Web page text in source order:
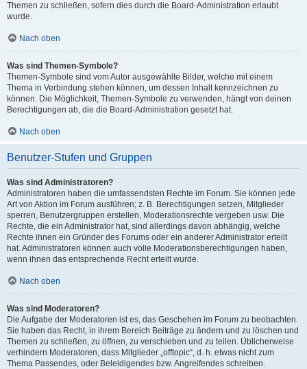
Themen zu schließen, sofern dies durch die Board-Administration erlaubt
wurde.
Nach oben
Was sind Themen-Symbole?
Themen-Symbole sind vom Autor ausgewählte Bilder, welche mit einem
Thema in Verbindung stehen können, um dessen Inhalt kennzeichnen zu
können. Die Möglichkeit, Themen-Symbole zu verwenden, hängt von deinen
Berechtigungen ab, die die Board-Administration gesetzt hat.
Nach oben
Benutzer-Stufen und Gruppen
Was sind Administratoren?
Administratoren haben die umfassendsten Rechte im Forum. Sie können jede
Art von Aktion im Forum ausführen; z. B. Berechtigungen setzen, Mitglieder
sperren, Benutzergruppen erstellen, Moderationsrechte vergeben usw. Die
Rechte, die ein Administrator hat, sind allerdings davon abhängig, welche
Rechte ihnen ein Gründer des Forums oder ein anderer Administrator erteilt
hat. Administratoren können auch volle Moderationsberechtigungen haben,
wenn ihnen das entsprechende Recht erteilt wurde.
Nach oben
Was sind Moderatoren?
Die Aufgabe der Moderatoren ist es, das Geschehen im Forum zu beobachten.
Sie haben das Recht, in ihrem Bereich Beiträge zu ändern und zu löschen und
Themen zu schließen, zu öffnen, zu verschieben und zu teilen. Üblicherweise
verhindern Moderatoren, dass Mitglieder „offtopic“, d. h. etwas nicht zum
Thema Passendes, oder Beleidigendes bzw. Angreifendes schreiben.